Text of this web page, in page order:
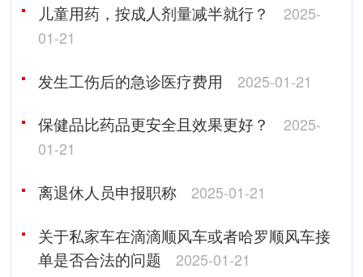
儿童用药，按成人剂量减半就行？
2025-
01-21
发生工伤后的急诊医疗费用 2025-01-21
保健品比药品更安全且效果更好？
2025-
01-21
离退休人员申报职称 2025-01-21
关于私家车在滴滴顺风车或者哈罗顺风车接
单是否合法的问题
2025-01-21